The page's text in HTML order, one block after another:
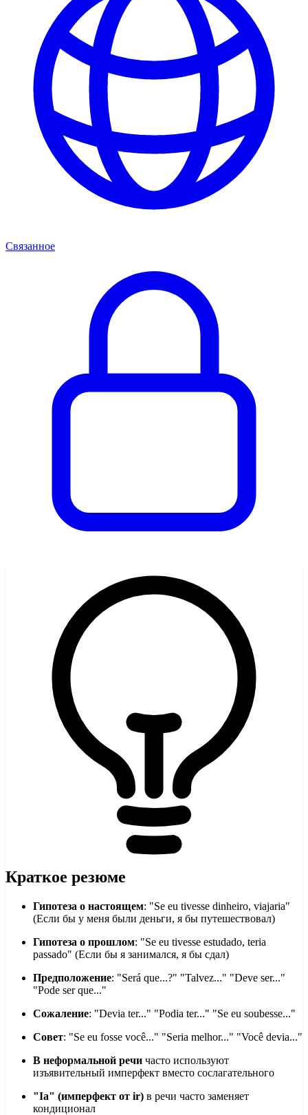
Связанное
Краткое резюме
Гипотеза о настоящем: "Se eu tivesse dinheiro, viajaria"
(Если бы у меня были деньги, я бы путешествовал)
Гипотеза о прошлом: "Se eu tivesse estudado, teria
passado" (Если бы я занимался, я бы сдал)
Предположение: "Será que...?" "Talvez..." "Deve ser..."
"Pode ser que..."
Сожаление: "Devia ter..." "Podia ter..." "Se eu soubesse..."
Совет: "Se eu fosse você..." "Seria melhor..." "Você devia..."
В неформальной речи часто используют
изъявительный имперфект вместо сослагательного
"Ia" (имперфект от ir) в речи часто заменяет
кондиционал